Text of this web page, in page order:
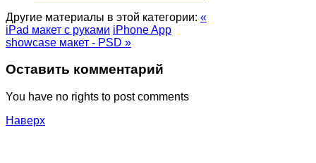
Другие материалы в этой категории: «
iPad макет с руками iPhone App
showcase макет - PSD »
Оставить комментарий
You have no rights to post comments
Наверх